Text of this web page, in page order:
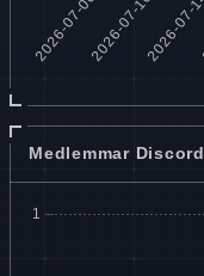
Medlemmar Discord